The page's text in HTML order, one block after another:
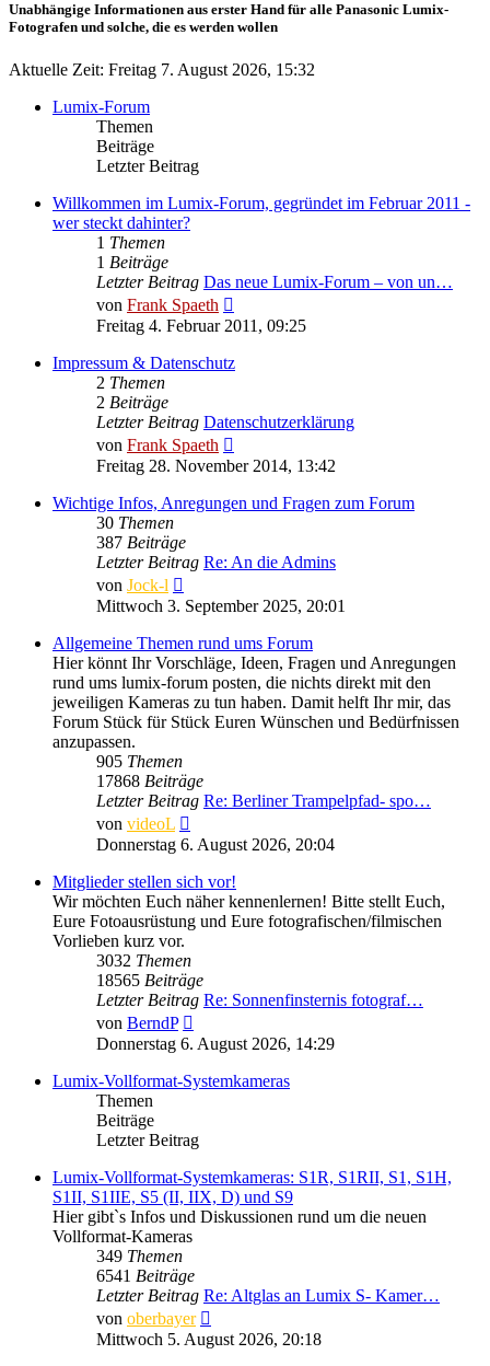
Unabhängige Informationen aus erster Hand für alle Panasonic Lumix-
Fotografen und solche, die es werden wollen
Aktuelle Zeit: Freitag 7. August 2026, 15:32
Lumix-Forum
Themen
Beiträge
Letzter Beitrag
Willkommen im Lumix-Forum, gegründet im Februar 2011 -
wer steckt dahinter?
1 Themen
1 Beiträge
Letzter Beitrag Das neue Lumix-Forum – von un…
von Frank Spaeth
Beitrag
Freitag 4. Februar 2011, 09:25
Impressum & Datenschutz
2 Themen
2 Beiträge
Letzter Beitrag Datenschutzerklärung
von Frank Spaeth
Beitrag
Freitag 28. November 2014, 13:42
Wichtige Infos, Anregungen und Fragen zum Forum
30 Themen
387 Beiträge
Letzter Beitrag Re: An die Admins
von Jock-l
Beitrag
Mittwoch 3. September 2025, 20:01
Allgemeine Themen rund ums Forum
Hier könnt Ihr Vorschläge, Ideen, Fragen und Anregungen
rund ums lumix-forum posten, die nichts direkt mit den
jeweiligen Kameras zu tun haben. Damit helft Ihr mir, das
Forum Stück für Stück Euren Wünschen und Bedürfnissen
anzupassen.
905 Themen
17868 Beiträge
Letzter Beitrag Re: Berliner Trampelpfad- spo…
von videoL
Beitrag
Donnerstag 6. August 2026, 20:04
Mitglieder stellen sich vor!
Wir möchten Euch näher kennenlernen! Bitte stellt Euch,
Eure Fotoausrüstung und Eure fotografischen/filmischen
Vorlieben kurz vor.
3032 Themen
18565 Beiträge
Letzter Beitrag Re: Sonnenfinsternis fotograf…
von BerndP
Beitrag
Donnerstag 6. August 2026, 14:29
Lumix-Vollformat-Systemkameras
Themen
Beiträge
Letzter Beitrag
Lumix-Vollformat-Systemkameras: S1R, S1RII, S1, S1H,
S1II, S1IIE, S5 (II, IIX, D) und S9
Hier gibt`s Infos und Diskussionen rund um die neuen
Vollformat-Kameras
349 Themen
6541 Beiträge
Letzter Beitrag Re: Altglas an Lumix S- Kamer…
von oberbayer
Beitrag
Mittwoch 5. August 2026, 20:18